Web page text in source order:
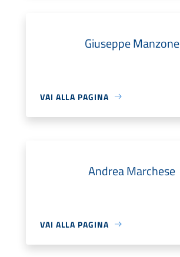
Giuseppe Manzone
VAI ALLA PAGINA
Andrea Marchese
VAI ALLA PAGINA